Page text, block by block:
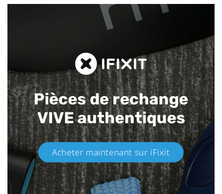
Pièces de rechange
VIVE authentiques​
Acheter maintenant sur iFixit​